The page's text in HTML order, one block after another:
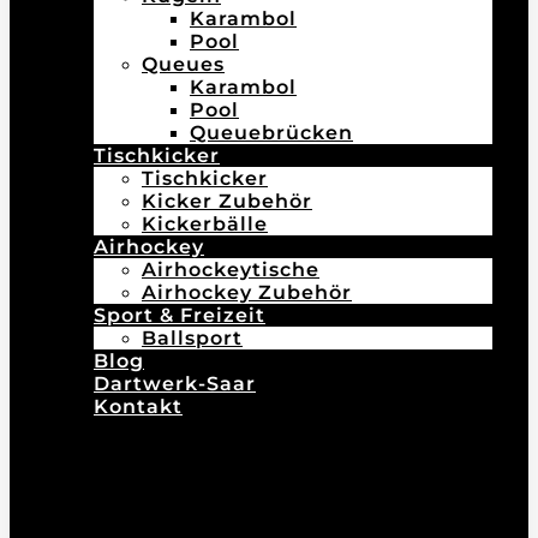
Karambol
Pool
Queues
Karambol
Pool
Queuebrücken
Tischkicker
Tischkicker
Kicker Zubehör
Kickerbälle
Airhockey
Airhockeytische
Airhockey Zubehör
Sport & Freizeit
Ballsport
Blog
Dartwerk-Saar
Kontakt